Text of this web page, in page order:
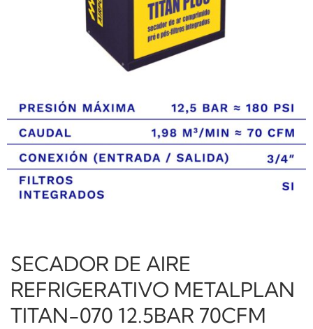
SECADOR DE AIRE
REFRIGERATIVO METALPLAN
TITAN-070 12.5BAR 70CFM